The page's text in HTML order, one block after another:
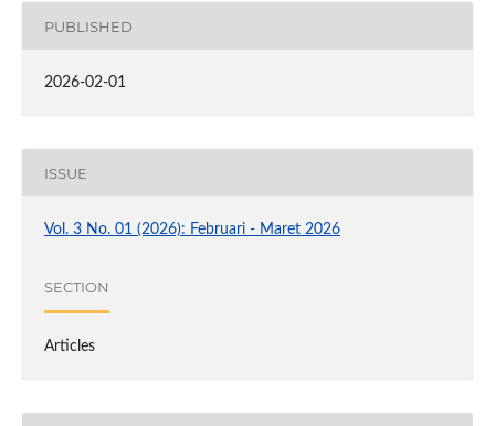
PUBLISHED
2026-02-01
ISSUE
Vol. 3 No. 01 (2026): Februari - Maret 2026
SECTION
Articles